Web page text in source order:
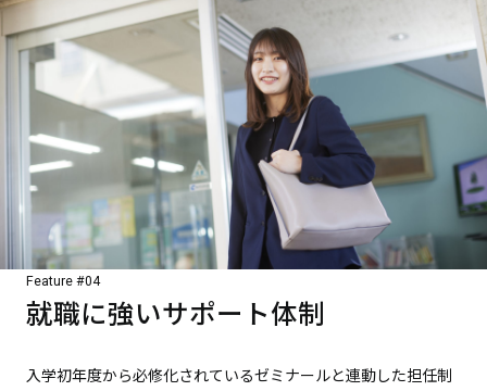
Feature #04
就職に強いサポート体制
入学初年度から必修化されているゼミナールと連動した担任制